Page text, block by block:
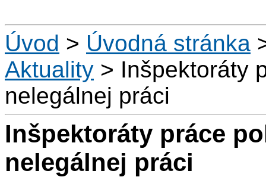
Úvod > Úvodná stránka
Aktuality > Inšpektoráty
nelegálnej práci
Inšpektoráty práce
nelegálnej práci